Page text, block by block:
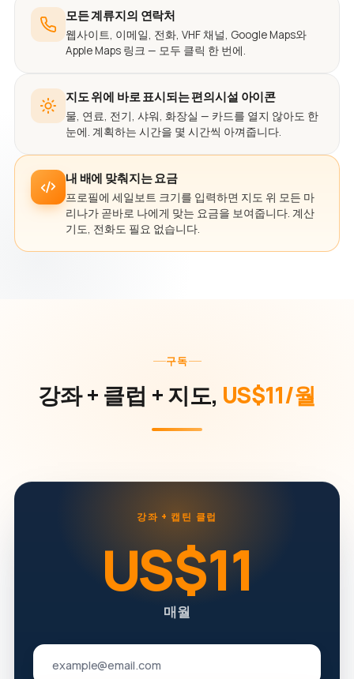
모든 계류지의 연락처
웹사이트, 이메일, 전화, VHF 채널, Google Maps와
Apple Maps 링크 — 모두 클릭 한 번에.
지도 위에 바로 표시되는 편의시설 아이콘
물, 연료, 전기, 샤워, 화장실 — 카드를 열지 않아도 한
눈에. 계획하는 시간을 몇 시간씩 아껴줍니다.
내 배에 맞춰지는 요금
프로필에 세일보트 크기를 입력하면 지도 위 모든 마
리나가 곧바로 나에게 맞는 요금을 보여줍니다. 계산
기도, 전화도 필요 없습니다.
구독
강좌 + 클럽 + 지도, US$11/월
강좌 + 캡틴 클럽
US$11
매월